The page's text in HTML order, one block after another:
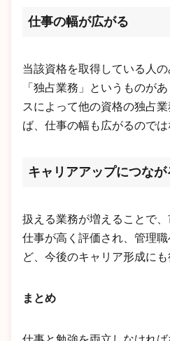
仕事の幅が広がる
当該資格を取得している人
「独占業務」というものが
スによって他の資格の独占
ば、仕事の幅も広がるのでは
キャリアアップにつなが
扱える業務が増えることで、
仕事が高く評価され、管理
ど、今後のキャリア形成にも
まとめ